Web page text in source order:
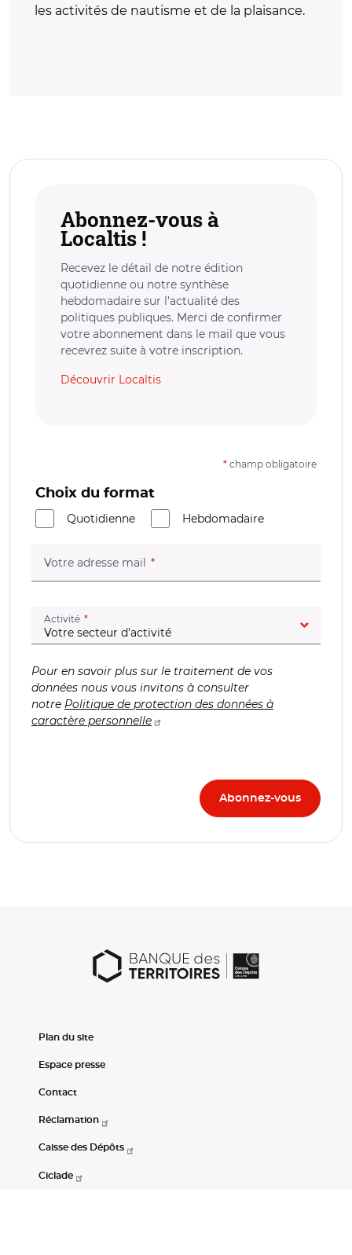
les activités de nautisme et de la plaisance.
Abonnez-vous à
Localtis !
Recevez le détail de notre édition
quotidienne ou notre synthèse
hebdomadaire sur l’actualité des
politiques publiques. Merci de confirmer
votre abonnement dans le mail que vous
recevrez suite à votre inscription.
Découvrir Localtis
* champ obligatoire
Choix du format
Quotidienne
Hebdomadaire
Votre adresse mail (champ obligatoire)
Activité (champ obligatoire)
Pour en savoir plus sur le traitement de vos
données nous vous invitons à consulter
notre Politique de protection des données à
caractère personnelle
Plan du site
Espace presse
Contact
Réclamation
Caisse des Dépôts
Ciclade